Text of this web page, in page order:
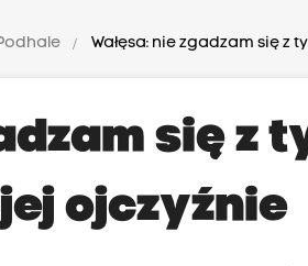
Wałęsa: nie zgadzam się z
się z
ojczyźnie